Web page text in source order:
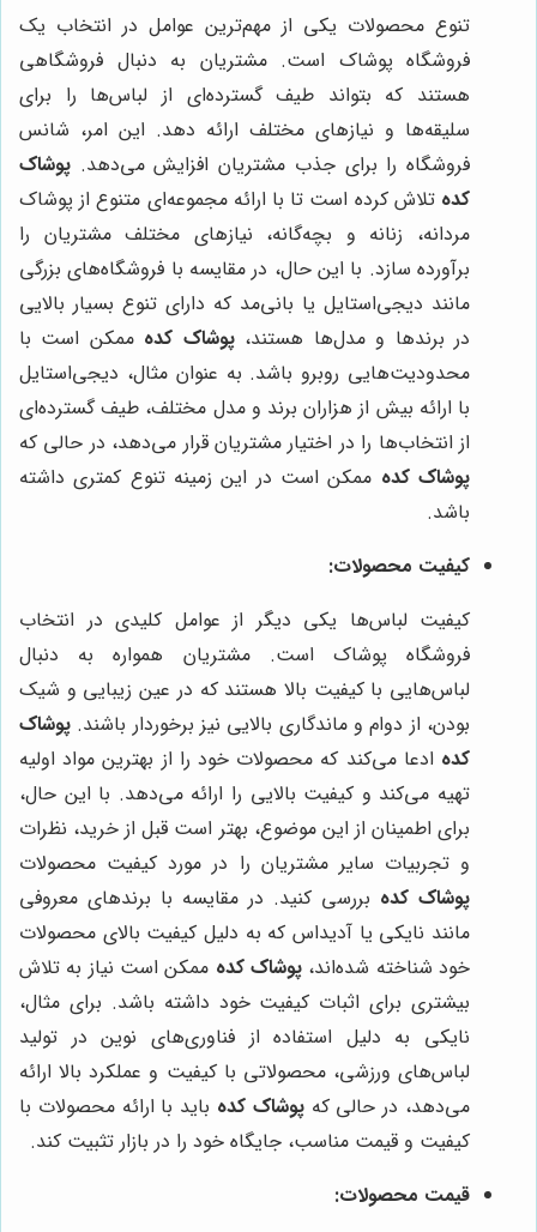
تنوع محصولات یکی از مهم‌ترین عوامل در انتخاب یک
فروشگاه پوشاک است. مشتریان به دنبال فروشگاهی
هستند که بتواند طیف گسترده‌ای از لباس‌ها را برای
سلیقه‌ها و نیازهای مختلف ارائه دهد. این امر، شانس
فروشگاه را برای جذب مشتریان افزایش می‌دهد. پوشاک
کده تلاش کرده است تا با ارائه مجموعه‌ای متنوع از پوشاک
مردانه، زنانه و بچه‌گانه، نیازهای مختلف مشتریان را
برآورده سازد. با این حال، در مقایسه با فروشگاه‌های بزرگی
مانند دیجی‌استایل یا بانی‌مد که دارای تنوع بسیار بالایی
در برندها و مدل‌ها هستند،پوشاک کده ممکن است با
محدودیت‌هایی روبرو باشد. به عنوان مثال، دیجی‌استایل
با ارائه بیش از هزاران برند و مدل مختلف، طیف گسترده‌ای
از انتخاب‌ها را در اختیار مشتریان قرار می‌دهد، در حالی که
پوشاک کده ممکن است در این زمینه تنوع کمتری داشته
باشد.
کیفیت محصولات:
کیفیت لباس‌ها یکی دیگر از عوامل کلیدی در انتخاب
فروشگاه پوشاک است. مشتریان همواره به دنبال
لباس‌هایی با کیفیت بالا هستند که در عین زیبایی و شیک
بودن، از دوام و ماندگاری بالایی نیز برخوردار باشند. پوشاک
کده ادعا می‌کند که محصولات خود را از بهترین مواد اولیه
تهیه می‌کند و کیفیت بالایی را ارائه می‌دهد. با این حال،
برای اطمینان از این موضوع، بهتر است قبل از خرید، نظرات
و تجربیات سایر مشتریان را در مورد کیفیت محصولات
پوشاک کده بررسی کنید. در مقایسه با برندهای معروفی
مانند نایکی یا آدیداس که به دلیل کیفیت بالای محصولات
خود شناخته شده‌اند، پوشاک کده ممکن است نیاز به تلاش
بیشتری برای اثبات کیفیت خود داشته باشد. برای مثال،
نایکی به دلیل استفاده از فناوری‌های نوین در تولید
لباس‌های ورزشی، محصولاتی با کیفیت و عملکرد بالا ارائه
می‌دهد، در حالی کهپوشاک کده باید با ارائه محصولات با
کیفیت و قیمت مناسب، جایگاه خود را در بازار تثبیت کند.
قیمت محصولات: